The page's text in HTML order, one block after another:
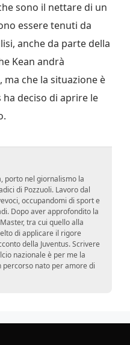
sono il nettare di un
essere tenuti da
anche da parte della
Kean andrà
che la situazione è
ha deciso di aprire le
porto nel giornalismo la
di Pozzuoli. Lavoro dal
occupandomi di sport e
Dopo aver approfondito la
tra cui quello alla
di applicare il rigore
della Juventus. Scrivere
nazionale è per me la
percorso nato per amore di